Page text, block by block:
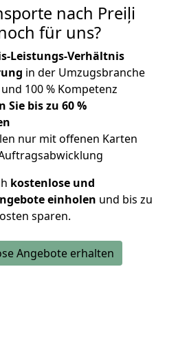
nach Preiļi
für uns?
Leistungs-Verhältnis
in der Umzugsbranche
und 100 % Kompetenz
Sie bis zu 60 %
nur mit offenen Karten
kostenlose und
einholen und bis zu
sparen.
Angebote erhalten